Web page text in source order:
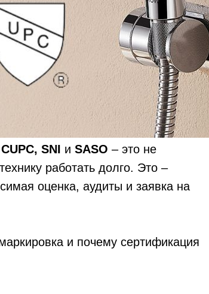
SNI и SASO – это не
работать долго. Это –
оценка, аудиты и заявка на
и почему сертификация